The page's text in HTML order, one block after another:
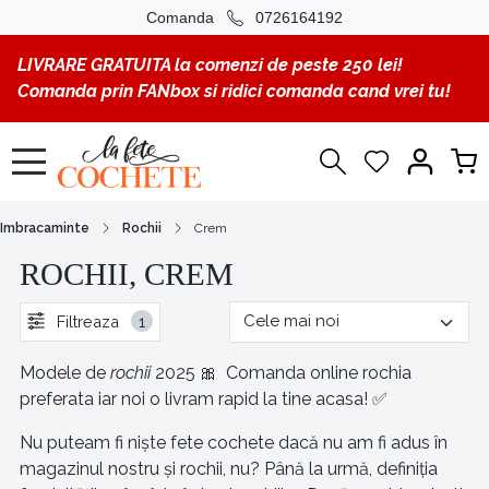
Comanda 0726164192
LIVRARE GRATUITA la comenzi de peste 250 lei!
Comanda prin FANbox si ridici comanda cand vrei tu!
Imbracaminte Rochii Crem
ROCHII, CREM
Filtreaza 1
Modele de rochii 2025 🎀 Comanda online rochia
preferata iar noi o livram rapid la tine acasa! ✅
Nu puteam fi niște fete cochete dacă nu am fi adus în
magazinul nostru și rochii, nu? Până la urmă, definiția